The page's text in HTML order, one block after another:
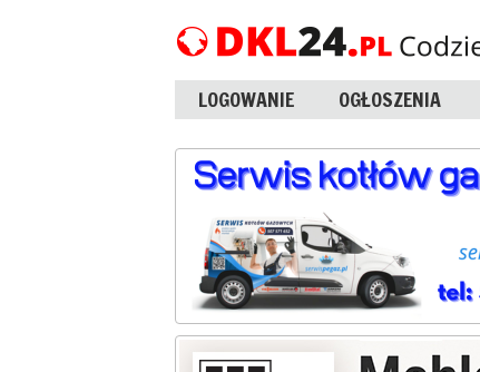
LOGOWANIE OGŁOSZENIA